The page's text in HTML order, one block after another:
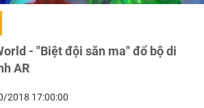
- "Biệt đội săn ma" đổ bộ di
AR
2018 17:00:00